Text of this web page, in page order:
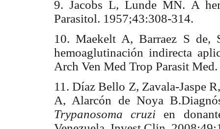
9. Jacobs L, Lunde MN. A
Parasitol. 1957;43:308-314.
10. Maekelt A, Barraez S de,
hemoaglutinación indirecta
Arch Ven Med Trop Parasit
11. Díaz Bello Z, Zavala-Jaspe
A, Alarcón de Noya
Trypanosoma cruzi en